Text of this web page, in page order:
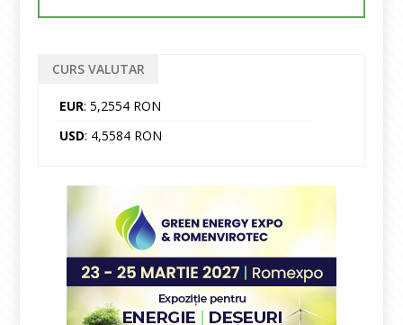
CURS VALUTAR
EUR: 5,2554 RON
USD: 4,5584 RON